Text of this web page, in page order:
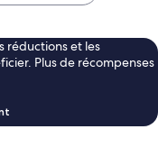
réductions et les
Plus de récompenses